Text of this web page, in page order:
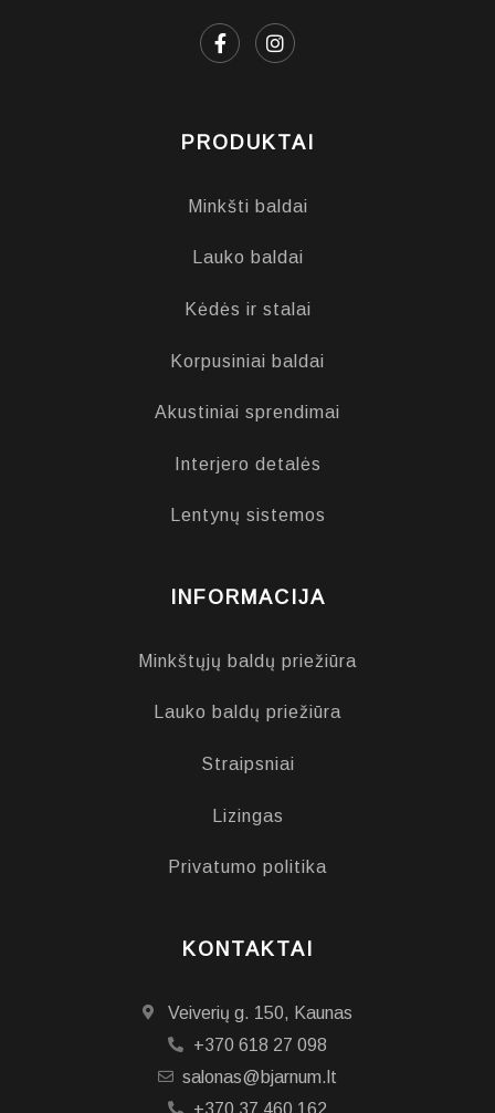
PRODUKTAI
Minkšti baldai
Lauko baldai
Kėdės ir stalai
Korpusiniai baldai
Akustiniai sprendimai
Interjero detalės
Lentynų sistemos
INFORMACIJA
Minkštųjų baldų priežiūra
Lauko baldų priežiūra
Straipsniai
Lizingas
Privatumo politika
KONTAKTAI
Veiverių g. 150, Kaunas
+370 618 27 098
salonas@bjarnum.lt
+370 37 460 162